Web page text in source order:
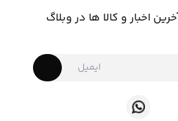
اخبار و کالا ها در وبلاگ